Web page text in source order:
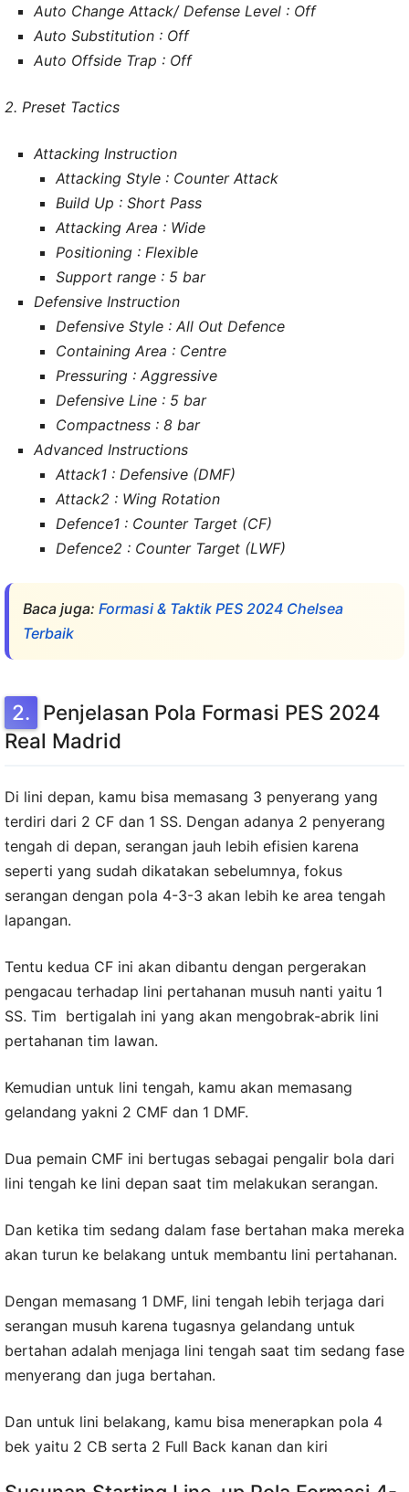
Auto Change Attack/ Defense Level : Off
Auto Substitution : Off
Auto Offside Trap : Off
2. Preset Tactics
Attacking Instruction
Attacking Style : Counter Attack
Build Up : Short Pass
Attacking Area : Wide
Positioning : Flexible
Support range : 5 bar
Defensive Instruction
Defensive Style : All Out Defence
Containing Area : Centre
Pressuring : Aggressive
Defensive Line : 5 bar
Compactness : 8 bar
Advanced Instructions
Attack1 : Defensive (DMF)
Attack2 : Wing Rotation
Defence1 : Counter Target (CF)
Defence2 : Counter Target (LWF)
Baca juga: Formasi & Taktik PES 2024 Chelsea
Terbaik
Penjelasan Pola Formasi PES 2024
Real Madrid
Di lini depan, kamu bisa memasang 3 penyerang yang
terdiri dari 2 CF dan 1 SS. Dengan adanya 2 penyerang
tengah di depan, serangan jauh lebih efisien karena
seperti yang sudah dikatakan sebelumnya, fokus
serangan dengan pola 4-3-3 akan lebih ke area tengah
lapangan.
Tentu kedua CF ini akan dibantu dengan pergerakan
pengacau terhadap lini pertahanan musuh nanti yaitu 1
SS. Tim bertigalah ini yang akan mengobrak-abrik lini
pertahanan tim lawan.
Kemudian untuk lini tengah, kamu akan memasang
gelandang yakni 2 CMF dan 1 DMF.
Dua pemain CMF ini bertugas sebagai pengalir bola dari
lini tengah ke lini depan saat tim melakukan serangan.
Dan ketika tim sedang dalam fase bertahan maka mereka
akan turun ke belakang untuk membantu lini pertahanan.
Dengan memasang 1 DMF, lini tengah lebih terjaga dari
serangan musuh karena tugasnya gelandang untuk
bertahan adalah menjaga lini tengah saat tim sedang fase
menyerang dan juga bertahan.
Dan untuk lini belakang, kamu bisa menerapkan pola 4
bek yaitu 2 CB serta 2 Full Back kanan dan kiri